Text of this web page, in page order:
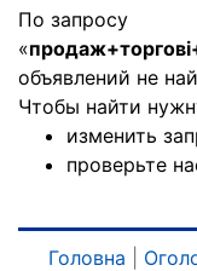
По запросу
«
объявлений не
Чтобы найти
изменить
проверьте
Головна